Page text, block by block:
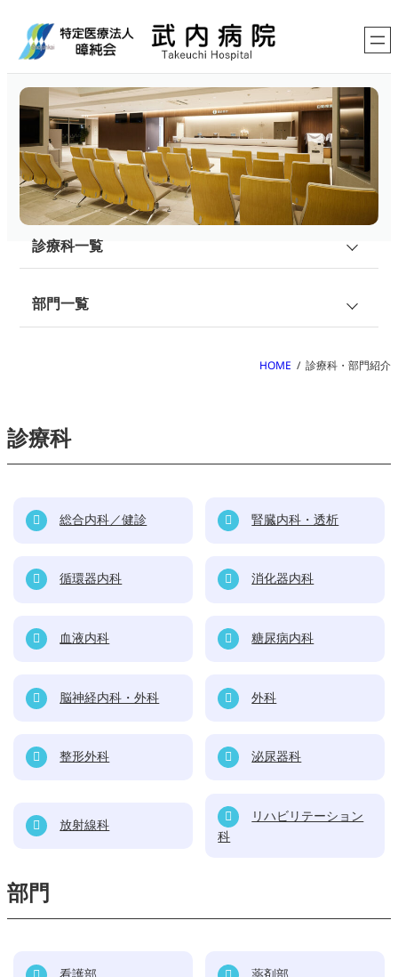
診療科・部門紹介
診療科一覧
腎臓内科・透析
外科
放射線科
部門一覧
栄養部
リハビリテーション室
HOME 診療科・部門紹介
診療科
総合内科／健診 腎臓内科・透析
循環器内科 消化器内科
血液内科 糖尿病内科
脳神経内科・外科 外科
整形外科 泌尿器科
放射線科
リハビリテーション
科
部門
看護部 薬剤部